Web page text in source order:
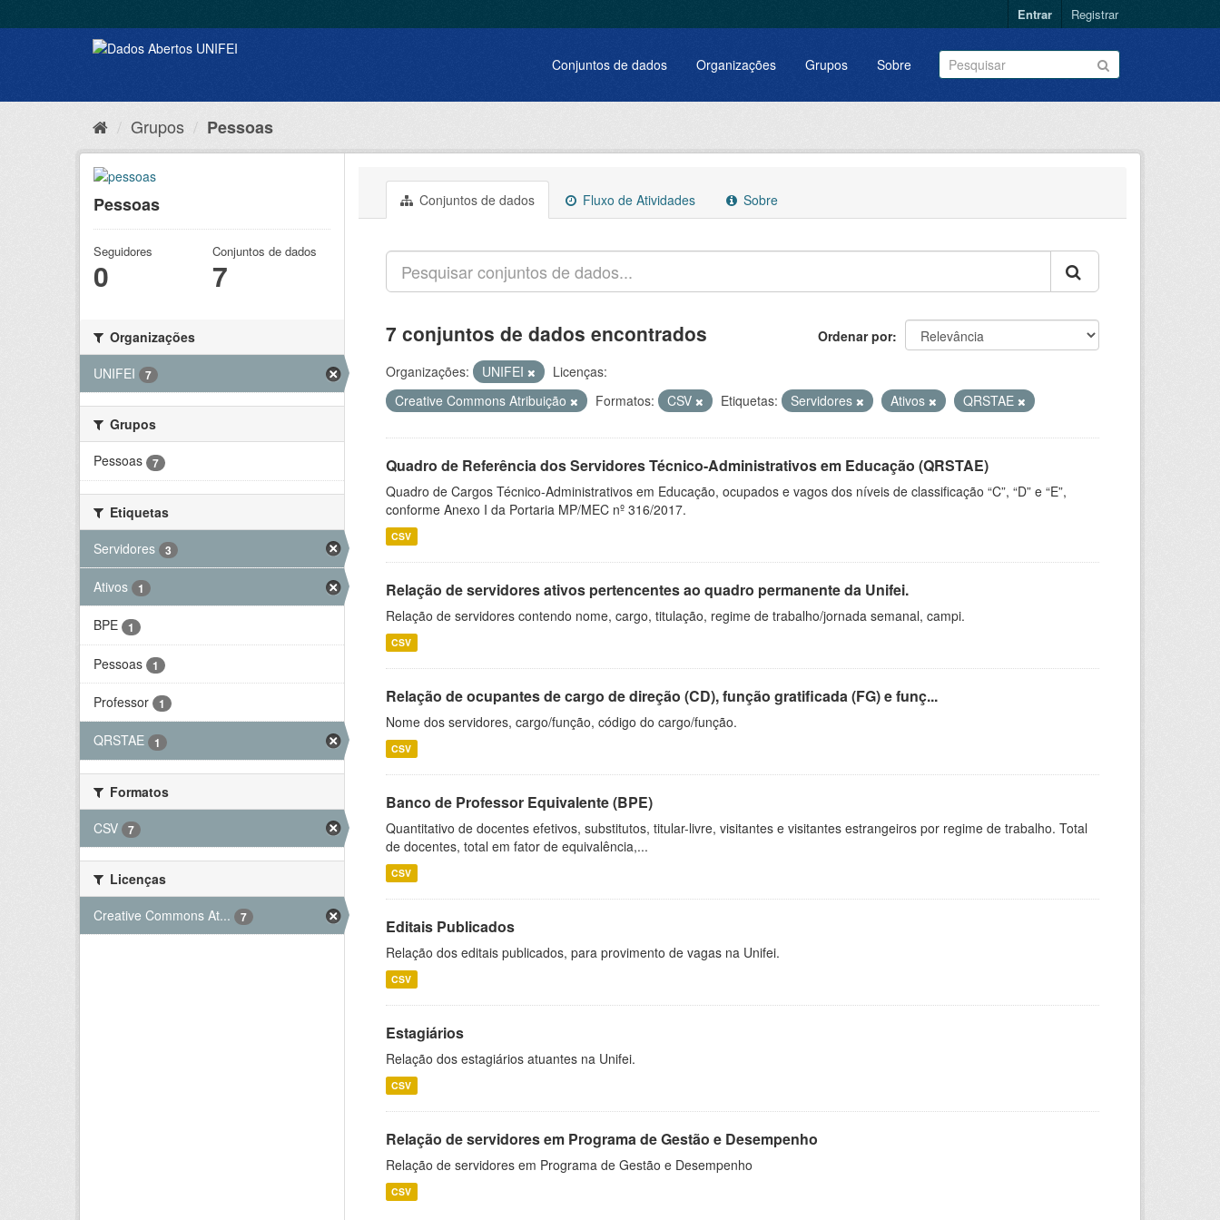
Entrar Registrar
Conjuntos de dados Organizações Grupos Sobre
Grupos Pessoas
Pessoas
Seguidores
0
Conjuntos de dados
7
Organizações
UNIFEI
7
Grupos
Pessoas
7
Etiquetas
Servidores
3
Ativos 1
BPE 1
Pessoas 1
Professor 1
QRSTAE 1
Formatos
CSV
7
Licenças
Creative Commons At...
7
Conjuntos de dados Fluxo de Atividades Sobre
Ordenar por
7 conjuntos de dados encontrados
Organizações: UNIFEI
Licenças:
Creative Commons Atribuição
Formatos: CSV Etiquetas: Servidores Ativos QRSTAE
Quadro de Referência dos Servidores Técnico-Administrativos em Educação (QRSTAE)
Quadro de Cargos Técnico-Administrativos em Educação, ocupados e vagos dos níveis de classificação “C”, “D” e “E”,
conforme Anexo I da Portaria MP/MEC nº 316/2017.
CSV
Relação de servidores ativos pertencentes ao quadro permanente da Unifei.
Relação de servidores contendo nome, cargo, titulação, regime de trabalho/jornada semanal, campi.
CSV
Relação de ocupantes de cargo de direção (CD), função gratificada (FG) e funç...
Nome dos servidores, cargo/função, código do cargo/função.
CSV
Banco de Professor Equivalente (BPE)
Quantitativo de docentes efetivos, substitutos, titular-livre, visitantes e visitantes estrangeiros por regime de trabalho. Total
de docentes, total em fator de equivalência,...
CSV
Editais Publicados
Relação dos editais publicados, para provimento de vagas na Unifei.
CSV
Estagiários
Relação dos estagiários atuantes na Unifei.
CSV
Relação de servidores em Programa de Gestão e Desempenho
Relação de servidores em Programa de Gestão e Desempenho
CSV